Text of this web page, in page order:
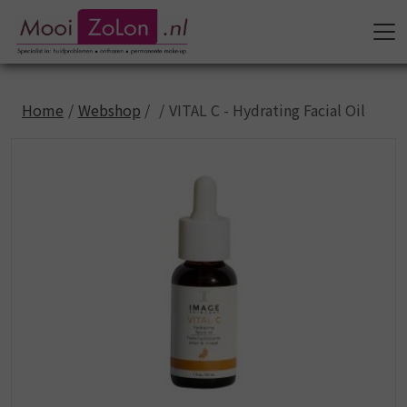
Home Webshop VITAL C - Hydrating Facial Oil